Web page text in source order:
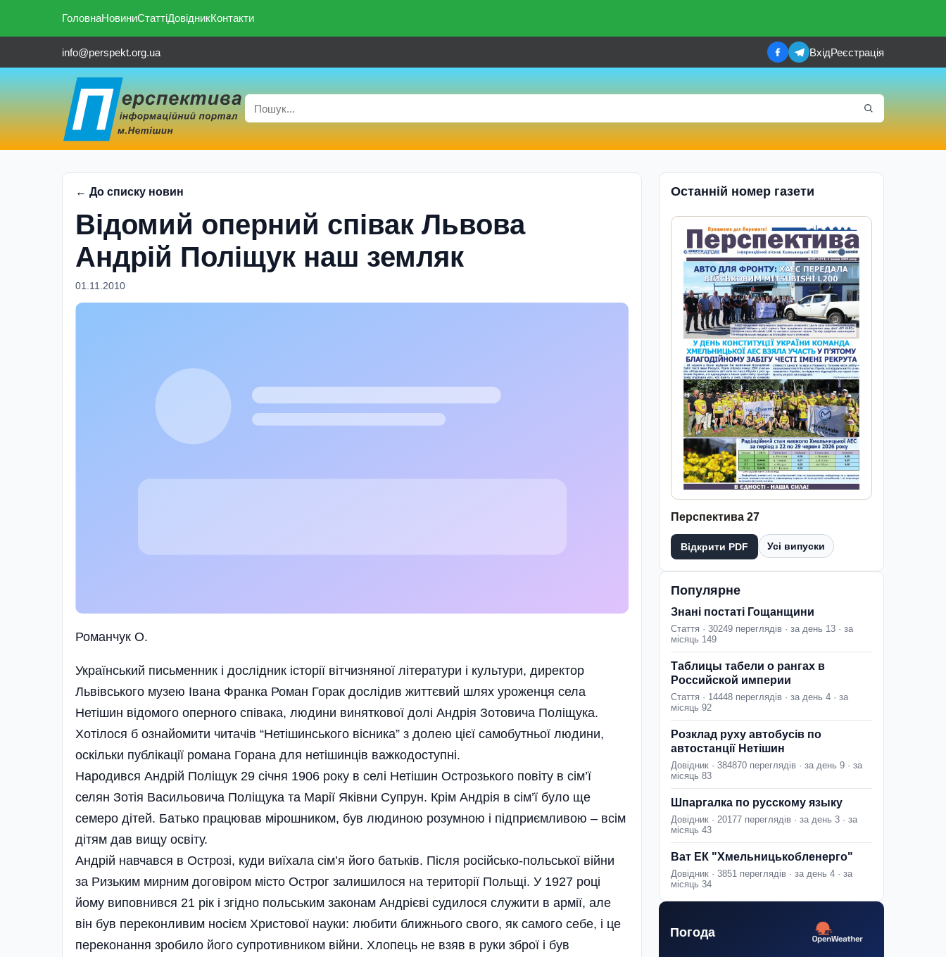
ГоловнаНовиниСтаттіДовідникКонтакти
info@perspekt.org.ua ВхідРеєстрація
← До списку новин
Відомий оперний співак Львова
Андрій Поліщук наш земляк
01.11.2010
Романчук О.
Український письменник і дослідник історії вітчизняної літератури і культури, директор
Львівського музею Івана Франка Роман Горак дослідив життєвий шлях уроженця села
Нетішин відомого оперного співака, людини виняткової долі Андрія Зотовича Поліщука.
Хотілося б ознайомити читачів “Нетішинського вісника” з долею цієї самобутньої людини,
оскільки публікації романа Горана для нетішинців важкодоступні.
Народився Андрій Поліщук 29 січня 1906 року в селі Нетішин Острозького повіту в сім’ї
селян Зотія Васильовича Поліщука та Марії Яківни Супрун. Крім Андрія в сім’ї було ще
семеро дітей. Батько працював мірошником, був людиною розумною і підприємливою – всім
дітям дав вищу освіту.
Андрій навчався в Острозі, куди виїхала сім’я його батьків. Після російсько-польської війни
за Ризьким мирним договіром місто Острог залишилося на території Польщі. У 1927 році
йому виповнився 21 рік і згідно польським законам Андрієві судилося служити в армії, але
він був переконливим носієм Христової науки: любити ближнього свого, як самого себе, і це
переконання зробило його супротивником війни. Хлопець не взяв в руки зброї і був
Останній номер газети
Перспектива 27
Відкрити PDF Усі випуски
Популярне
Знані постаті Гощанщини
Стаття · 30249 переглядів · за день 13 · за
місяць 149
Таблицы табели о рангах в
Российской империи
Стаття · 14448 переглядів · за день 4 · за
місяць 92
Розклад руху автобусів по
автостанції Нетішин
Довідник · 384870 переглядів · за день 9 · за
місяць 83
Шпаргалка по русскому языку
Довідник · 20177 переглядів · за день 3 · за
місяць 43
Ват ЕК "Хмельницькобленерго"
Довідник · 3851 переглядів · за день 4 · за
місяць 34
Погода